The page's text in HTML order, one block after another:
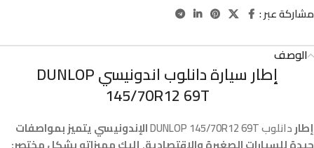
مشاركة عبر :
الوصف
إطار سيارة دانلوب اندونيسي DUNLOP
145/70R12 69T
إطاردانلوب DUNLOP 145/70R12 69T
الإندونيسي يتميز بمواصفات